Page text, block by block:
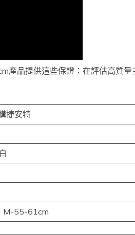
品提供這些保證：在評估高質
捷安特
M-55-61cm